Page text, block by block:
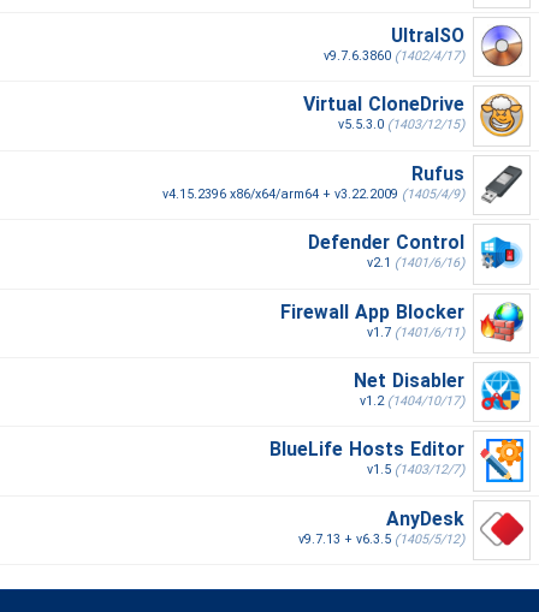
UltraISO
v9.7.6.3860 (1402/4/17)
Virtual CloneDrive
v5.5.3.0 (1403/12/15)
Rufus
v4.15.2396 x86/x64/arm64 + v3.22.2009 (1405/4/9)
Defender Control
v2.1 (1401/6/16)
Firewall App Blocker
v1.7 (1401/6/11)
Net Disabler
v1.2(1404/10/17)
BlueLife Hosts Editor
v1.5 (1403/12/7)
AnyDesk
v9.7.13 + v6.3.5 (1405/5/12)